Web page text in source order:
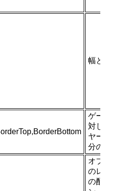
幅と高
ゲーム
対して
ヤーの
分の設
オブジ
のレイ
の配置